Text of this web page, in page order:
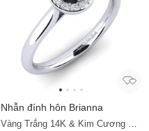
Nhẫn đính hôn Brianna